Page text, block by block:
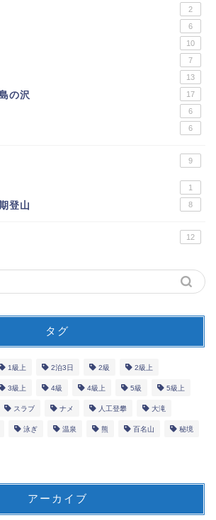
2
6
10
7
13
の沢 17
6
6
9
1
登山 8
12
タグ
1級上 2泊3日 2級 2級上
3級上 4級 4級上 5級 5級上
スラブ ナメ 人工登攀 大滝
泳ぎ 温泉 熊 百名山 秘境
アーカイブ